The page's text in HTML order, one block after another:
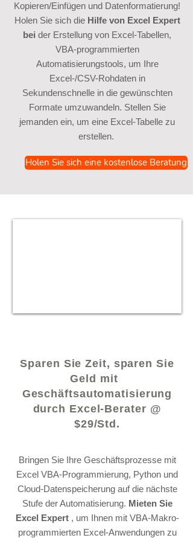
Kopieren/Einfügen und Datenformatierung!
Holen Sie sich die Hilfe von Excel Expert
bei der Erstellung von Excel-Tabellen,
VBA-programmierten
Automatisierungstools, um Ihre
Excel-/CSV-Rohdaten in
Sekundenschnelle in die gewünschten
Formate umzuwandeln. Stellen Sie
jemanden ein, um eine Excel-Tabelle zu
erstellen.
Holen Sie sich eine kostenlose Beratung
Sparen Sie Zeit, sparen Sie
Geld mit
Geschäftsautomatisierung
durch Excel-Berater @
$29/Std.
Bringen Sie Ihre Geschäftsprozesse mit
Excel VBA-Programmierung, Python und
Cloud-Datenspeicherung auf die nächste
Stufe der Automatisierung. Mieten Sie
Excel Expert , um Ihnen mit VBA-Makro-
programmierten Excel-Anwendungen zu